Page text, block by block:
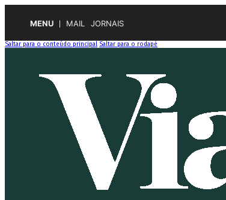
MENU MAIL JORNAIS
Saltar para o conteúdo principal Saltar para o rodapé